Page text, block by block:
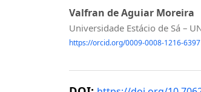
Valfran de Aguiar Moreira
Universidade Estácio de Sá –
https://orcid.org/0009-0008-1216-6397